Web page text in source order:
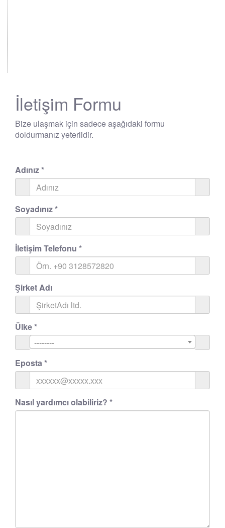
İletişim Formu
Bize ulaşmak için sadece aşağıdaki formu
doldurmanız yeterlidir.
Adınız*
Soyadınız*
İletişim Telefonu *
Şirket Adı
Ülke*
--------
Eposta*
Nasıl yardımcı olabiliriz? *